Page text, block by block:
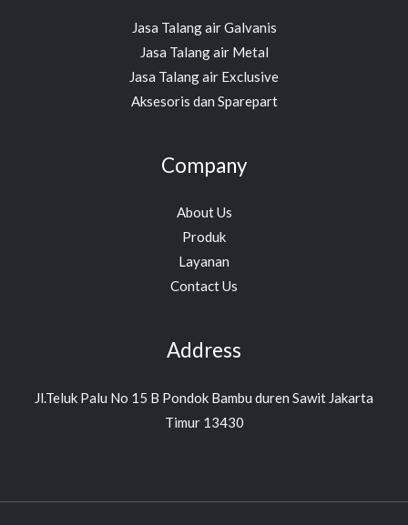
Jasa Talang air Galvanis
Jasa Talang air Metal
Jasa Talang air Exclusive
Aksesoris dan Sparepart
Company
About Us
Produk
Layanan
Contact Us
Address
Jl.Teluk Palu No 15 B Pondok Bambu duren Sawit Jakarta
Timur 13430